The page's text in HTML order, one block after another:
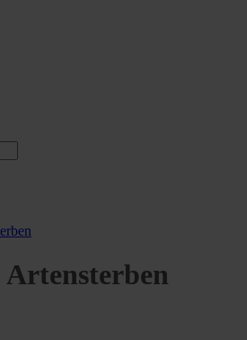
Artensterben